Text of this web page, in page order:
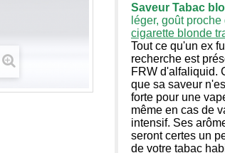
Saveur Tabac
léger, goût proche
cigarette blonde
Tout ce qu'un ex
recherche est
FRW d'alfaliquid.
que sa saveur
forte pour une
même en cas de
intensif. Ses
seront certes un
de votre tabac